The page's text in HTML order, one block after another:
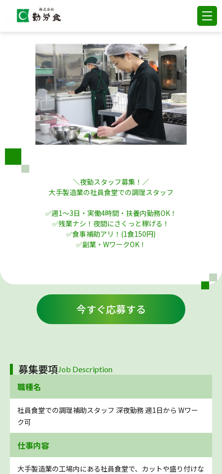
＼夜勤スタッフ募集！／
大手製造業の社員食堂での調理スタッフ
✅週1～3日・実働4時間・扶養内勤務OK！
✅残業ナシ！夜間にさくっと稼げる！
✅食事補助アリ！(1食150円)
✅副業・WワークOK！
今すぐ応募する
募集要項Job Description
職種名
社員食堂での調理補助スタッフ 深夜勤務 週1日から Wワー
ク可
仕事内容
大手製造業の工場内にある社員食堂で、カットや盛り付けな